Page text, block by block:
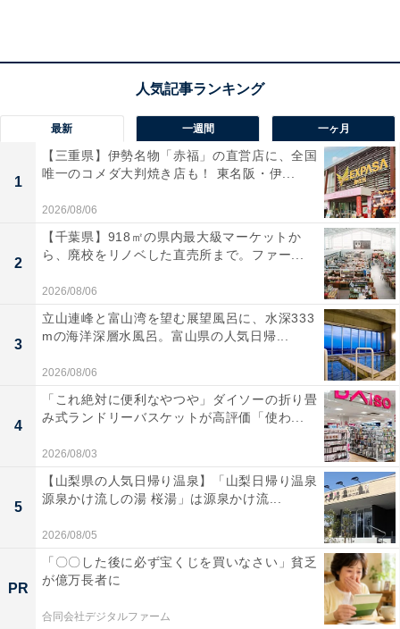
「計算ミスしないでね」がミスを招く？
特に気をつけたほうがいいのは、親によるテスト直前の
注意です。
子どもの弱点を知っているからこそ、「計算ミスしない
ようにね」「答えはきれいな字で書くのよ」といった注
意を直前になって伝えてしまう。
すると素直な子どもほど、親から受けた直前の注意を忠
実に守ろうとします。その結果、「計算ミスをしない」
「きれいな字で」と、その点ばかりに気を取られ、思考
力やひらめきが発揮できなくなってしまうのです。
最新 一週間 一ヶ月
1
【三重県】伊勢名物「赤福」の直営店に、全国
唯一のコメダ大判焼き店も！ 東名阪・伊...
2026/08/06
2
【千葉県】918㎡の県内最大級マーケットか
ら、廃校をリノベした直売所まで。ファー...
2026/08/06
3
立山連峰と富山湾を望む展望風呂に、水深333
mの海洋深層水風呂。富山県の人気日帰...
2026/08/06
4
「これ絶対に便利なやつや」ダイソーの折り畳
み式ランドリーバスケットが高評価「使わ...
2026/08/03
5
【山梨県の人気日帰り温泉】「山梨日帰り温泉
源泉かけ流しの湯 桜湯」は源泉かけ流...
2026/08/05
PR
「〇〇した後に必ず宝くじを買いなさい」貧乏
が億万長者に
合同会社デジタルファーム